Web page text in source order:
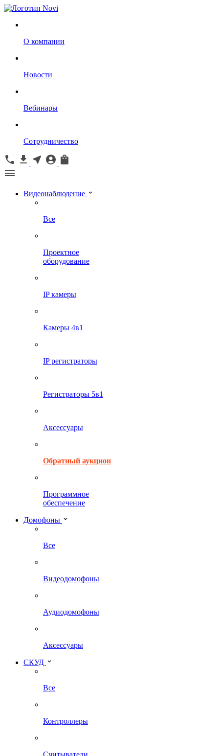
О компании
Новости
Вебинары
Сотрудничество
Видеонаблюдение
Все
Проектное
оборудование
IP камеры
Камеры 4в1
IP регистраторы
Регистраторы 5в1
Аксессуары
Обратный аукцион
Программное
обеспечение
Домофоны
Все
Видеодомофоны
Аудиодомофоны
Аксессуары
СКУД
Все
Контроллеры
Считыватели